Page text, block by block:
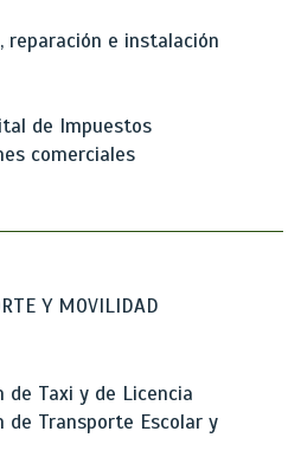
reparación e instalación
de Impuestos
comerciales
Y MOVILIDAD
de Taxi y de Licencia
de Transporte Escolar y